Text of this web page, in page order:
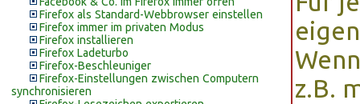
Firefox als Standard-Webbrowser einstellen
Firefox immer im privaten Modus
Firefox installieren
Firefox Ladeturbo
Firefox-Beschleuniger
Firefox-Einstellungen zwischen Computern
synchronisieren
z.B.